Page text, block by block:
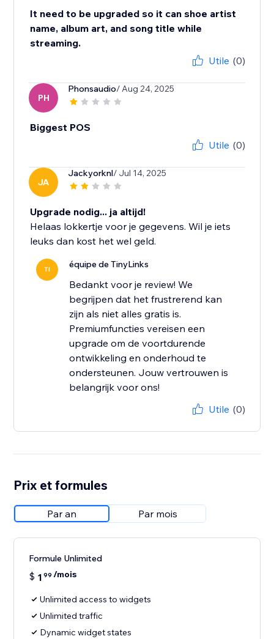
It need to be upgraded so it can shoe artist
name, album art, and song title while
streaming.
Utile (0)
PH
Phonsaudio/ Aug 24, 2025
Biggest POS
Utile (0)
JA
Jackyorknl/ Jul 14, 2025
Upgrade nodig... ja altijd!
Helaas lokkertje voor je gegevens. Wil je iets
leuks dan kost het wel geld.
TI équipe de TinyLinks
Bedankt voor je review! We
begrijpen dat het frustrerend kan
zijn als niet alles gratis is.
Premiumfuncties vereisen een
upgrade om de voortdurende
ontwikkeling en onderhoud te
ondersteunen. Jouw vertrouwen is
belangrijk voor ons!
Utile (0)
Prix et formules
Par an Par mois
Formule Unlimited
$ 1 99 /mois
Unlimited access to widgets
Unlimited traffic
Dynamic widget states